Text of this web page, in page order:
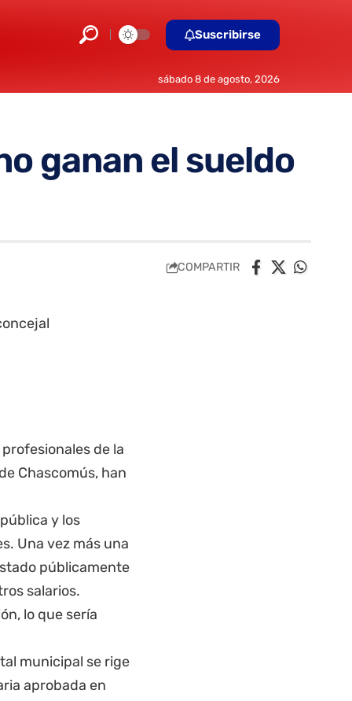
Suscribirse
sábado 8 de agosto, 2026
ganan el sueldo
COMPARTIR
de la
Chascomús, han
y los
Una vez más una
públicamente
salarios.
lo que sería
municipal se rige
aprobada en